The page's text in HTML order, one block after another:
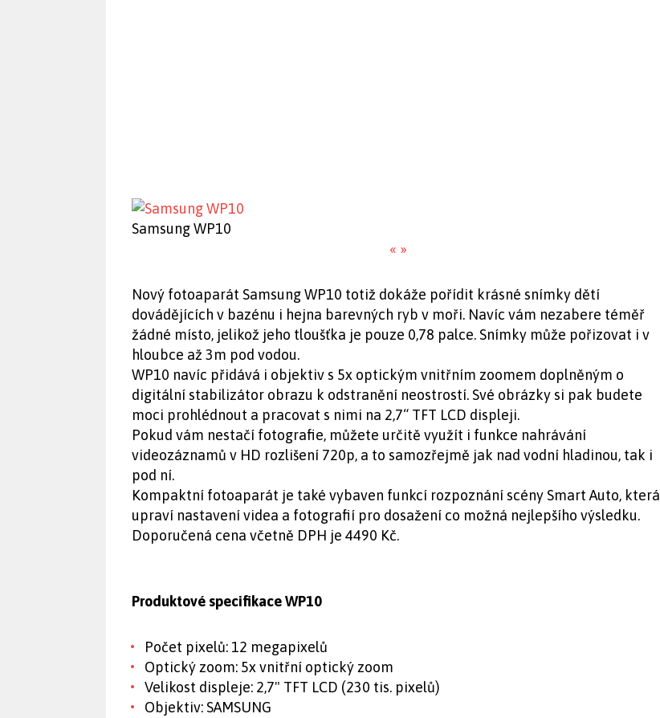
Samsung WP10
« »
Nový fotoaparát Samsung WP10 totiž dokáže pořídit krásné snímky dětí
dovádějících v bazénu i hejna barevných ryb v moři. Navíc vám nezabere téměř
žádné místo, jelikož jeho tloušťka je pouze 0,78 palce. Snímky může pořizovat i v
hloubce až 3m pod vodou.
WP10 navíc přidává i objektiv s 5x optickým vnitřním zoomem doplněným o
digitální stabilizátor obrazu k odstranění neostrostí. Své obrázky si pak budete
moci prohlédnout a pracovat s nimi na 2,7“ TFT LCD displeji.
Pokud vám nestačí fotografie, můžete určitě využít i funkce nahrávání
videozáznamů v HD rozlišení 720p, a to samozřejmě jak nad vodní hladinou, tak i
pod ní.
Kompaktní fotoaparát je také vybaven funkcí rozpoznání scény Smart Auto, která
upraví nastavení videa a fotografií pro dosažení co možná nejlepšího výsledku.
Doporučená cena včetně DPH je 4490 Kč.
Produktové specifikace WP10
Počet pixelů: 12 megapixelů
Optický zoom: 5x vnitřní optický zoom
Velikost displeje: 2,7" TFT LCD (230 tis. pixelů)
Objektiv: SAMSUNG